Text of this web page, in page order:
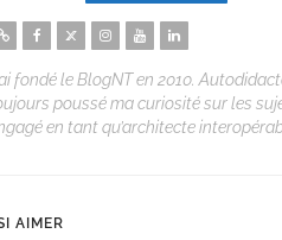
fondé le BlogNT en 2010.
poussé ma curiosité sur les
en tant qu’architecte
AIMER